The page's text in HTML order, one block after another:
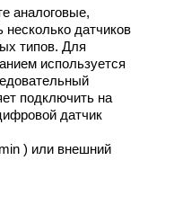
аналоговые,
датчиков
типов. Для
используется
подключить на
датчик
) или внешний